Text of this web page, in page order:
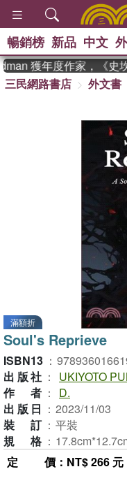
暢銷榜 新品 中文
獲年度作家，《史
三民網路書店
外文書
滿額折
Soul's Reprieve
ISBN13 ：
出版社 ：
UKIYOTO
作者 ：
D.
出版日 ： 2023/11/03
裝訂 ： 平裝
規格 ：
定價 ：NT$ 266 元